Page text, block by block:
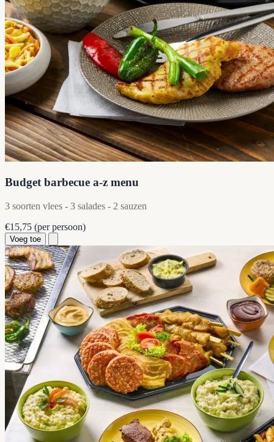
Budget barbecue a-z menu
3 soorten vlees - 3 salades - 2 sauzen
€15,75 (per persoon)
Voeg toe